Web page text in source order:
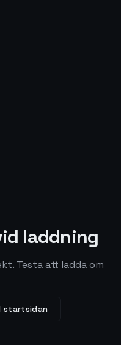
laddning
Testa att ladda om
startsidan